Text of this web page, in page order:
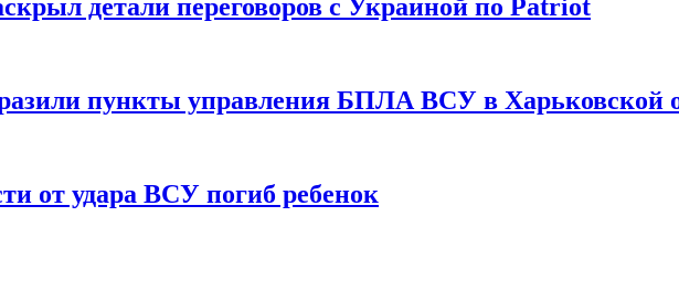
детали переговоров с Украиной по Patriot
пункты управления БПЛА ВСУ в Харьковской
от удара ВСУ погиб ребенок